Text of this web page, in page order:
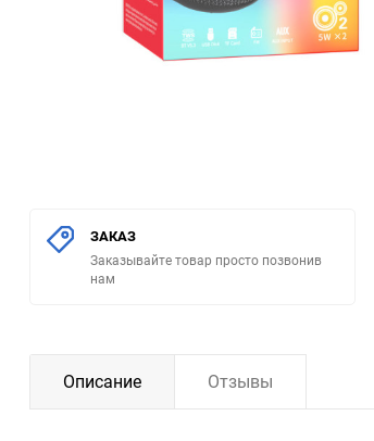
ЗАКАЗ
Заказывайте товар просто позвонив
нам
Описание Отзывы